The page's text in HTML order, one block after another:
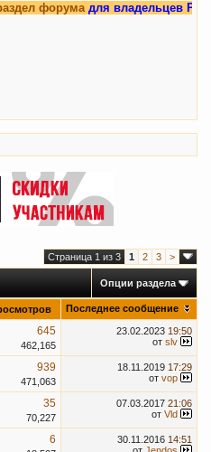
форумадля владельцев Рено
Страница 1 из 3 1 2 3 >
Опции раздела
Последнее сообщение
645
462,165
23.02.2023 19:50
от slv
939
471,063
18.11.2019 17:29
от vop
35
70,227
07.03.2017 21:06
от Vld
6 30.11.2016 14:51